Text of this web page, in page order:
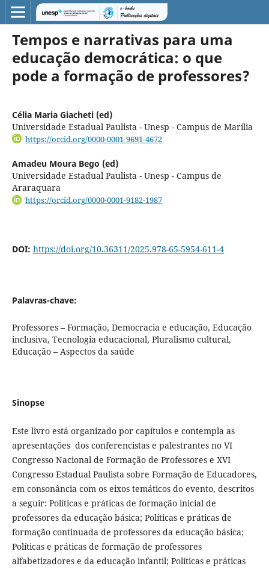
Tempos e narrativas para uma
educação democrática: o que
pode a formação de professores?
Célia Maria Giacheti (ed)
Universidade Estadual Paulista - Unesp - Campus de Marília
https://orcid.org/0000-0001-9691-4672
Amadeu Moura Bego (ed)
Universidade Estadual Paulista - Unesp - Campus de
Araraquara
https://orcid.org/0000-0001-9182-1987
DOI: https://doi.org/10.36311/2025.978-65-5954-611-4
Palavras-chave:
Professores – Formação, Democracia e educação, Educação
inclusiva, Tecnologia educacional, Pluralismo cultural,
Educação – Aspectos da saúde
Sinopse
Este livro está organizado por capítulos e contempla as
apresentações dos conferencistas e palestrantes no VI
Congresso Nacional de Formação de Professores e XVI
Congresso Estadual Paulista sobre Formação de Educadores,
em consonância com os eixos temáticos do evento, descritos
a seguir: Políticas e práticas de formação inicial de
professores da educação básica; Políticas e práticas de
formação continuada de professores da educação básica;
Políticas e práticas de formação de professores
alfabetizadores e da educação infantil; Políticas e práticas